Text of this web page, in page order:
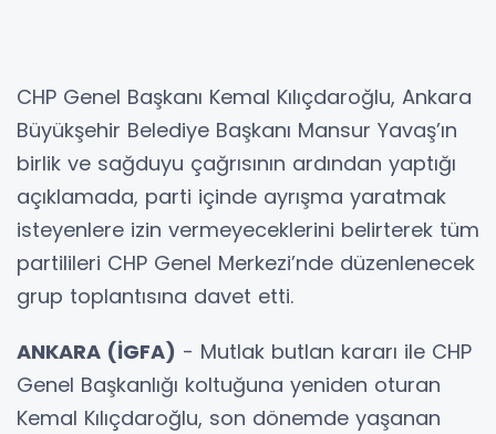
CHP Genel Başkanı Kemal Kılıçdaroğlu, Ankara
Büyükşehir Belediye Başkanı Mansur Yavaş’ın
birlik ve sağduyu çağrısının ardından yaptığı
açıklamada, parti içinde ayrışma yaratmak
isteyenlere izin vermeyeceklerini belirterek tüm
partilileri CHP Genel Merkezi’nde düzenlenecek
grup toplantısına davet etti.
ANKARA (İGFA) - Mutlak butlan kararı ile CHP
Genel Başkanlığı koltuğuna yeniden oturan
Kemal Kılıçdaroğlu, son dönemde yaşanan